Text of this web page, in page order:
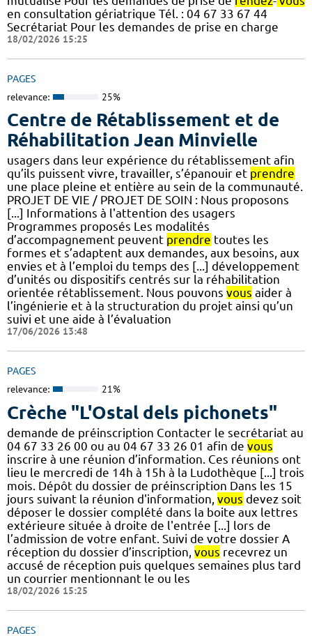
en consultation gériatrique Tél. : 04 67 33 67 44
Secrétariat Pour les demandes de prise en charge
18/02/2026 15:25
PAGES
relevance: 25%
Centre de Rétablissement et de
Réhabilitation Jean Minvielle
usagers dans leur expérience du rétablissement afin
qu’ils puissent vivre, travailler, s’épanouir et prendre
une place pleine et entière au sein de la communauté.
PROJET DE VIE / PROJET DE SOIN : Nous proposons
[...] Informations à l'attention des usagers
Programmes proposés Les modalités
d’accompagnement peuvent prendre toutes les
formes et s’adaptent aux demandes, aux besoins, aux
envies et à l’emploi du temps des [...] développement
d’unités ou dispositifs centrés sur la réhabilitation
orientée rétablissement. Nous pouvons vous aider à
l’ingénierie et à la structuration du projet ainsi qu’un
suivi et une aide à l’évaluation
17/06/2026 13:48
PAGES
relevance: 21%
Crèche "L'Ostal dels pichonets"
demande de préinscription Contacter le secrétariat au
04 67 33 26 00 ou au 04 67 33 26 01 afin de vous
inscrire à une réunion d’information. Ces réunions ont
lieu le mercredi de 14h à 15h à la Ludothèque [...] trois
mois. Dépôt du dossier de préinscription Dans les 15
jours suivant la réunion d'information, vous devez soit
déposer le dossier complété dans la boite aux lettres
extérieure située à droite de l'entrée [...] lors de
l’admission de votre enfant. Suivi de votre dossier A
réception du dossier d’inscription, vous recevrez un
accusé de réception puis quelques semaines plus tard
un courrier mentionnant le ou les
18/02/2026 15:25
PAGES